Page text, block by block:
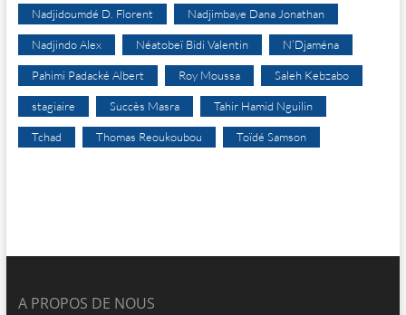
Nadjidoumdé D. Florent Nadjimbaye Dana Jonathan
Nadjindo Alex Néatobeï Bidi Valentin N’Djaména
Pahimi Padacké Albert Roy Moussa Saleh Kebzabo
stagiaire Succès Masra Tahir Hamid Nguilin
Tchad Thomas Reoukoubou Toïdé Samson
A PROPOS DE NOUS